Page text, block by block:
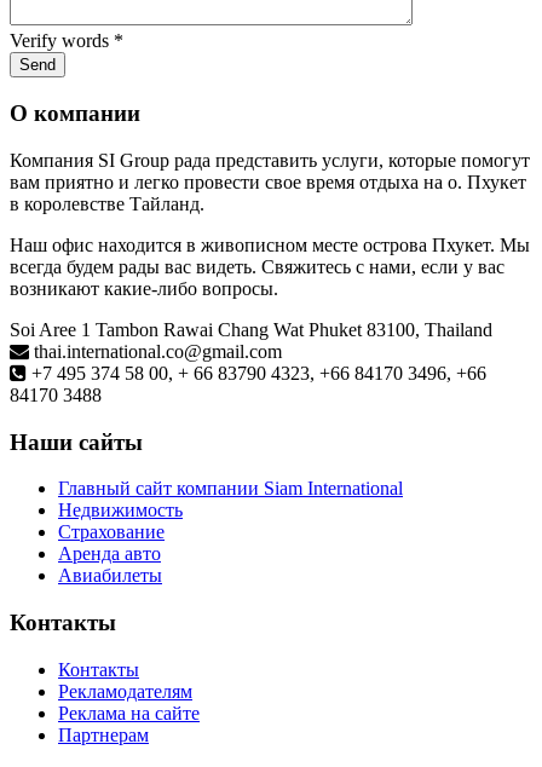
Verify words *
О компании
Компания SI Group рада представить услуги, которые помогут
вам приятно и легко провести свое время отдыха на о. Пхукет
в королевстве Тайланд.
Наш офис находится в живописном месте острова Пхукет. Мы
всегда будем рады вас видеть. Свяжитесь с нами, если у вас
возникают какие-либо вопросы.
Soi Aree 1 Tambon Rawai Chang Wat Phuket 83100, Thailand
thai.international.co@gmail.com
+7 495 374 58 00, + 66 83790 4323, +66 84170 3496, +66
84170 3488
Наши сайты
Главный сайт компании Siam International
Недвижимость
Страхование
Аренда авто
Авиабилеты
Контакты
Контакты
Рекламодателям
Реклама на сайте
Партнерам